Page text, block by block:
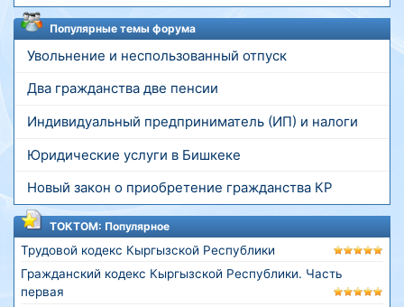
Популярные темы форума
Увольнение и неспользованный отпуск
Два гражданства две пенсии
Индивидуальный предприниматель (ИП) и налоги
Юридические услуги в Бишкеке
Новый закон о приобретение гражданства КР
ТОКТОМ: Популярное
Трудовой кодекс Кыргызской Республики
Гражданский кодекс Кыргызской Республики. Часть
первая